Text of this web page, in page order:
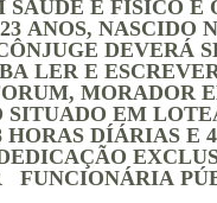
SAUDE E FÍSICO
ANOS, NASCIDO
DEVERÁ
LER E
MORADOR
EM
DÍÁRIAS E
FUNCIONÁRIA